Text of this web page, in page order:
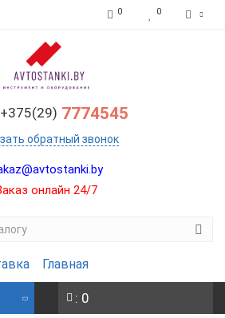
0 0
+375(29) 7774545
обратный звонок
онлайн 24/7
Главная
: 0